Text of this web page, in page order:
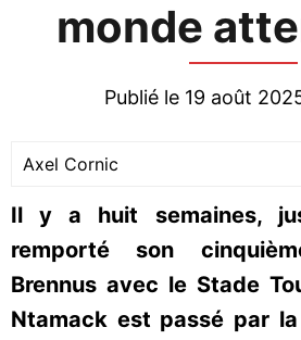
monde
Publié le 19 août
Axel Cornic
Il y a huit semaines,
remporté son
Brennus avec le Stade
Ntamack est passé par